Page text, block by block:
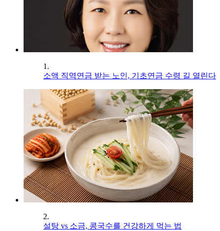
1.
소액 직역연금 받는 노인, 기초연금 수령 길 열린다
2.
설탕 vs 소금, 콩국수를 건강하게 먹는 법